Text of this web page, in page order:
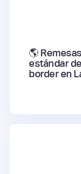
🌎
estándar
border en